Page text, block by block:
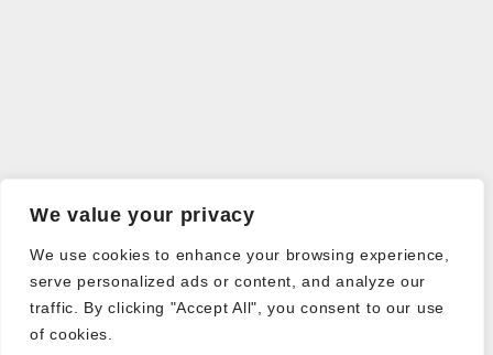
We value your privacy
We use cookies to enhance your browsing experience,
serve personalized ads or content, and analyze our
traffic. By clicking "Accept All", you consent to our use
of cookies.